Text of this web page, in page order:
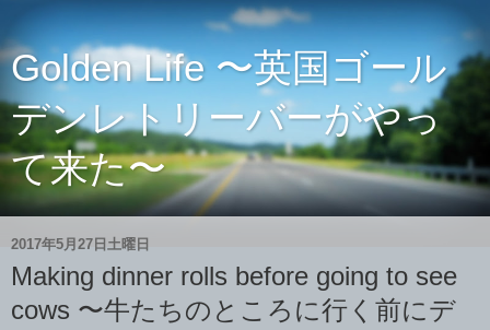
Golden Life 〜英国ゴール
デンレトリーバーがやっ
て来た〜
2017年5月27日土曜日
Making dinner rolls before going to see
cows 〜牛たちのところに行く前にデ